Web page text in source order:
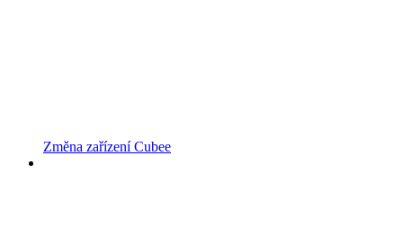
Změna zařízení Cubee